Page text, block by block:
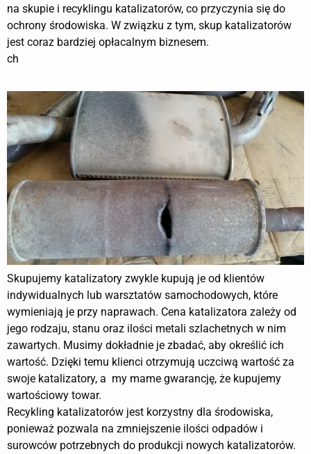
na skupie i recyklingu katalizatorów, co przyczynia się do
ochrony środowiska. W związku z tym, skup katalizatorów
jest coraz bardziej opłacalnym biznesem.
ch
Skupujemy katalizatory zwykle kupują je od klientów
indywidualnych lub warsztatów samochodowych, które
wymieniają je przy naprawach. Cena katalizatora zależy od
jego rodzaju, stanu oraz ilości metali szlachetnych w nim
zawartych. Musimy dokładnie je zbadać, aby określić ich
wartość. Dzięki temu klienci otrzymują uczciwą wartość za
swoje katalizatory, a my mame gwarancję, że kupujemy
wartościowy towar.
Recykling katalizatorów jest korzystny dla środowiska,
ponieważ pozwala na zmniejszenie ilości odpadów i
surowców potrzebnych do produkcji nowych katalizatorów.